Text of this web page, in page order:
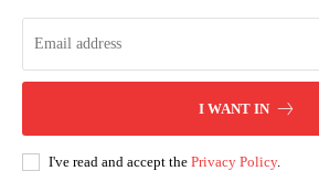
I WANT IN
I've read and accept the Privacy Policy.